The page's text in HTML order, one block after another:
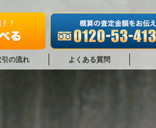
引の流れ よくある質問